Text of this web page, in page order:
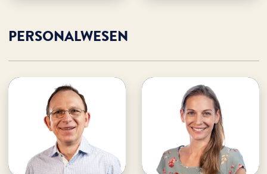
PERSONALWESEN
Udo Lütjen
· Leitung Personalwesen &
Verwaltung
· Hinweisgebermeldestelle
E-Mail an Udo
Udo unterstützen
Uda Seeba
· Personalwesen
· Assistenz der
Geschäftsführung
E-mail an Uda
Uda unterstützen